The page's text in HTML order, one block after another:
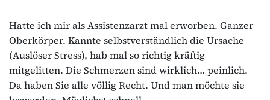
Hatte ich mir als Assistenzarzt mal erworben. Ganzer
Oberkörper. Kannte selbstverständlich die Ursache
(Auslöser Stress), hab mal so richtig kräftig
mitgelitten. Die Schmerzen sind wirklich… peinlich.
Da haben Sie alle völlig Recht. Und man möchte sie